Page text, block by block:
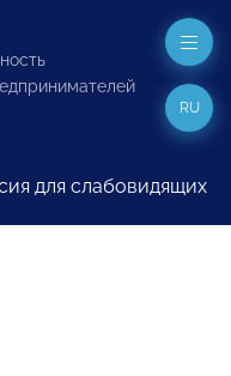
для слабовидящих
RU